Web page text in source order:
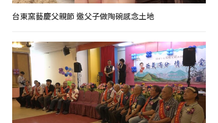
台東窯藝慶父親節 邀父子做陶碗感念土地